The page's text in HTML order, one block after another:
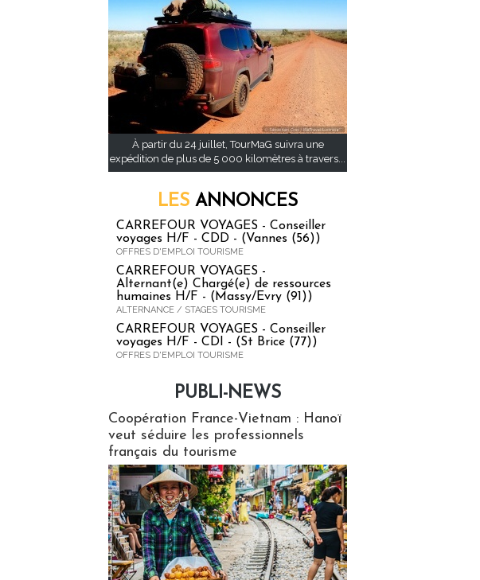
À partir du 24 juillet, TourMaG suivra une
expédition de plus de 5 000 kilomètres à travers...
LES ANNONCES
CARREFOUR VOYAGES - Conseiller
voyages H/F - CDD - (Vannes (56))
OFFRES D'EMPLOI TOURISME
CARREFOUR VOYAGES -
Alternant(e) Chargé(e) de ressources
humaines H/F - (Massy/Evry (91))
ALTERNANCE / STAGES TOURISME
CARREFOUR VOYAGES - Conseiller
voyages H/F - CDI - (St Brice (77))
OFFRES D'EMPLOI TOURISME
PUBLI-NEWS
Coopération France-Vietnam : Hanoï
veut séduire les professionnels
français du tourisme